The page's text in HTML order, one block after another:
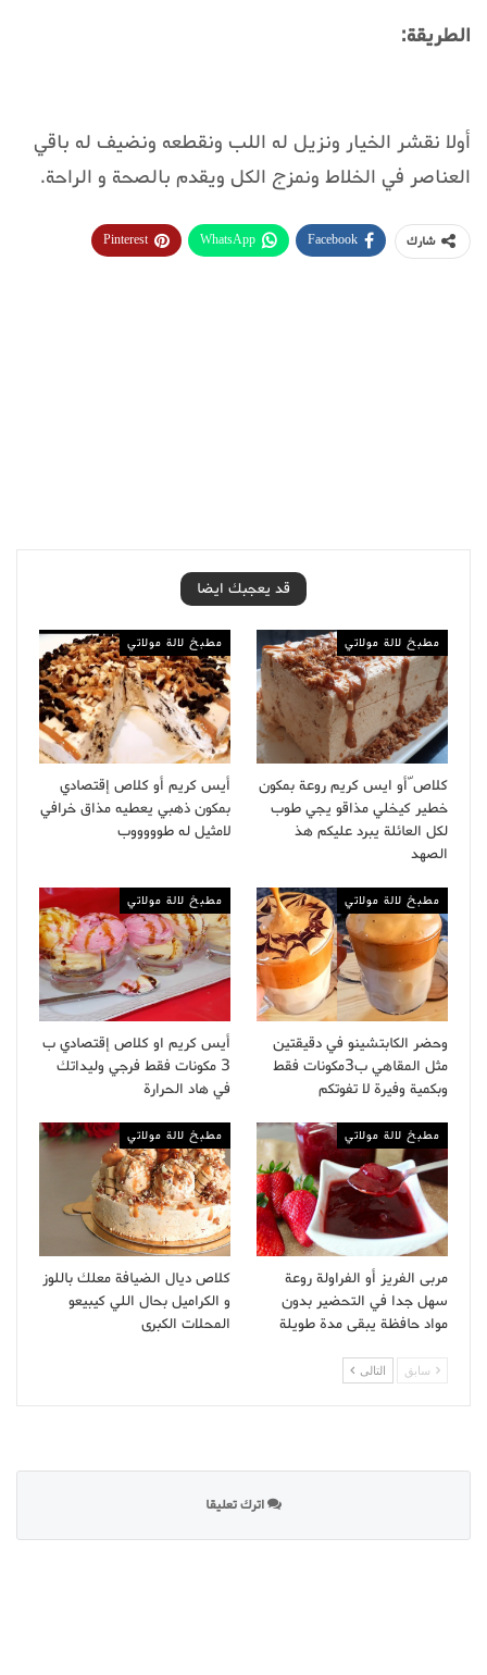
الطريقة:
أولا نقشر الخيار ونزيل له اللب ونقطعه ونضيف له باقي
العناصر في الخلاط ونمزج الكل ويقدم بالصحة و الراحة.
شارك Facebook
WhatsApp
Pinterest
قد يعجبك ايضا
مطبخ لالة مولاتي
كلاص ّأو ايس كريم روعة بمكون
خطير كيخلي مذاقو يجي طوب
لكل العائلة يبرد عليكم هذ
الصهد
مطبخ لالة مولاتي
أيس كريم أو كلاص إقتصادي
بمكون ذهبي يعطيه مذاق خرافي
لامثيل له طوووووب
مطبخ لالة مولاتي
وحضر الكابتشينو في دقيقتين
مثل المقاهي ب3مكونات فقط
وبكمية وفيرة لا تفوتكم
مطبخ لالة مولاتي
أيس كريم او كلاص إقتصادي ب
3 مكونات فقط فرجي وليداتك
في هاد الحرارة
مطبخ لالة مولاتي
مربى الفريز أو الفراولة روعة
سهل جدا في التحضير بدون
مواد حافظة يبقى مدة طويلة
مطبخ لالة مولاتي
كلاص ديال الضيافة معلك باللوز
و الكراميل بحال اللي كيبيعو
المحلات الكبرى
سابق التالى
اترك تعليقا